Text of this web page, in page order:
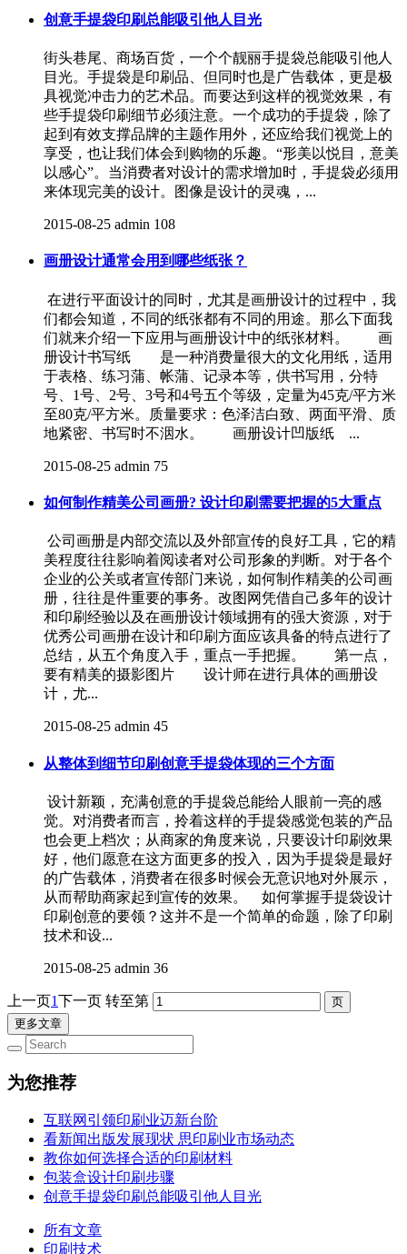
创意手提袋印刷总能吸引他人目光
街头巷尾、商场百货，一个个靓丽手提袋总能吸引他人
目光。手提袋是印刷品、但同时也是广告载体，更是极
具视觉冲击力的艺术品。而要达到这样的视觉效果，有
些手提袋印刷细节必须注意。一个成功的手提袋，除了
起到有效支撑品牌的主题作用外，还应给我们视觉上的
享受，也让我们体会到购物的乐趣。“形美以悦目，意美
以感心”。当消费者对设计的需求增加时，手提袋必须用
来体现完美的设计。图像是设计的灵魂，...
2015-08-25 admin 108
画册设计通常会用到哪些纸张？
在进行平面设计的同时，尤其是画册设计的过程中，我
们都会知道，不同的纸张都有不同的用途。那么下面我
们就来介绍一下应用与画册设计中的纸张材料。 画
册设计书写纸 是一种消费量很大的文化用纸，适用
于表格、练习蒲、帐蒲、记录本等，供书写用，分特
号、1号、2号、3号和4号五个等级，定量为45克/平方米
至80克/平方米。质量要求：色泽洁白致、两面平滑、质
地紧密、书写时不洇水。 画册设计凹版纸 ...
2015-08-25 admin 75
如何制作精美公司画册? 设计印刷需要把握的5大重点
公司画册是内部交流以及外部宣传的良好工具，它的精
美程度往往影响着阅读者对公司形象的判断。对于各个
企业的公关或者宣传部门来说，如何制作精美的公司画
册，往往是件重要的事务。改图网凭借自己多年的设计
和印刷经验以及在画册设计领域拥有的强大资源，对于
优秀公司画册在设计和印刷方面应该具备的特点进行了
总结，从五个角度入手，重点一手把握。 第一点，
要有精美的摄影图片 设计师在进行具体的画册设
计，尤...
2015-08-25 admin 45
从整体到细节印刷创意手提袋体现的三个方面
设计新颖，充满创意的手提袋总能给人眼前一亮的感
觉。对消费者而言，拎着这样的手提袋感觉包装的产品
也会更上档次；从商家的角度来说，只要设计印刷效果
好，他们愿意在这方面更多的投入，因为手提袋是最好
的广告载体，消费者在很多时候会无意识地对外展示，
从而帮助商家起到宣传的效果。 如何掌握手提袋设计
印刷创意的要领？这并不是一个简单的命题，除了印刷
技术和设...
2015-08-25 admin 36
上一页1下一页 转至第
更多文章
为您推荐
互联网引领印刷业迈新台阶
看新闻出版发展现状 思印刷业市场动态
教你如何选择合适的印刷材料
包装盒设计印刷步骤
创意手提袋印刷总能吸引他人目光
所有文章
印刷技术